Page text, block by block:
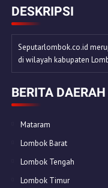
DESKRIPSI
Seputarlombok.co.id
di wilayah kabupaten
BERITA DAERAH
Mataram
Lombok Barat
Lombok Tengah
Lombok Timur